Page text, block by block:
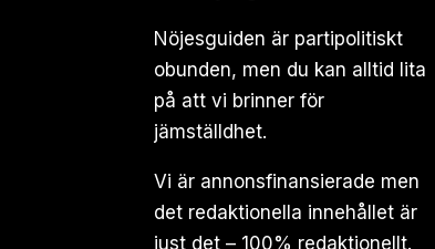
Nöjesguiden är partipolitiskt
obunden, men du kan alltid lita
på att vi brinner för
jämställdhet.
Vi är annonsfinansierade men
det redaktionella innehållet är
just det – 100% redaktionellt.